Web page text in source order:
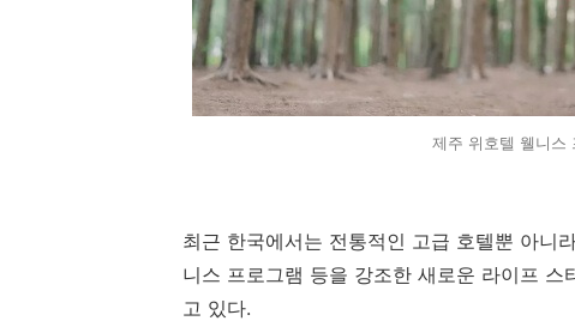
제주 위호텔 웰니스
최근 한국에서는 전통적인 고급 호텔뿐 아니
니스 프로그램 등을 강조한 새로운 라이프
고 있다.